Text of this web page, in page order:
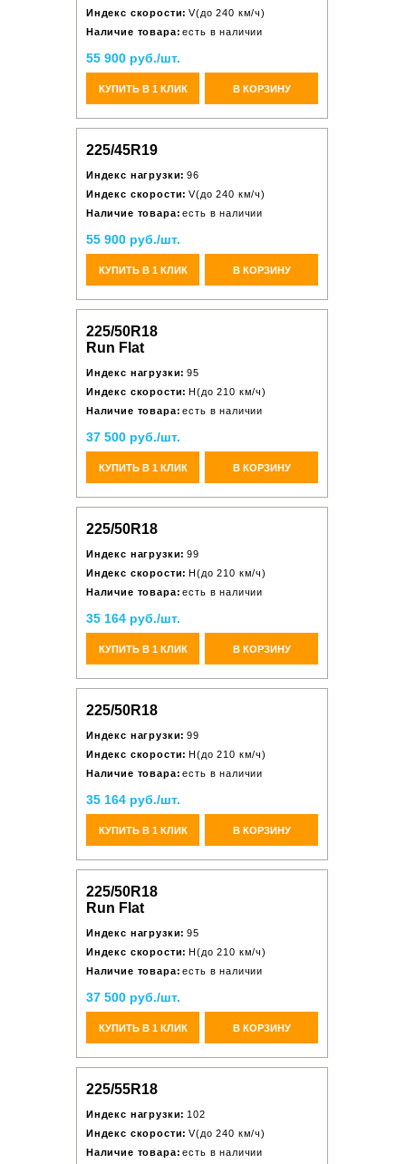
Индекс скорости: V(до 240 км/ч)
Наличие товара: есть в наличии
55 900 руб./шт.
КУПИТЬ В 1 КЛИК В КОРЗИНУ
225/45R19
Индекс нагрузки: 96
Индекс скорости: V(до 240 км/ч)
Наличие товара: есть в наличии
55 900 руб./шт.
КУПИТЬ В 1 КЛИК В КОРЗИНУ
225/50R18
Run Flat
Индекс нагрузки: 95
Индекс скорости: H(до 210 км/ч)
Наличие товара: есть в наличии
37 500 руб./шт.
КУПИТЬ В 1 КЛИК В КОРЗИНУ
225/50R18
Индекс нагрузки: 99
Индекс скорости: H(до 210 км/ч)
Наличие товара: есть в наличии
35 164 руб./шт.
КУПИТЬ В 1 КЛИК В КОРЗИНУ
225/50R18
Индекс нагрузки: 99
Индекс скорости: H(до 210 км/ч)
Наличие товара: есть в наличии
35 164 руб./шт.
КУПИТЬ В 1 КЛИК В КОРЗИНУ
225/50R18
Run Flat
Индекс нагрузки: 95
Индекс скорости: H(до 210 км/ч)
Наличие товара: есть в наличии
37 500 руб./шт.
КУПИТЬ В 1 КЛИК В КОРЗИНУ
225/55R18
Индекс нагрузки: 102
Индекс скорости: V(до 240 км/ч)
Наличие товара: есть в наличии